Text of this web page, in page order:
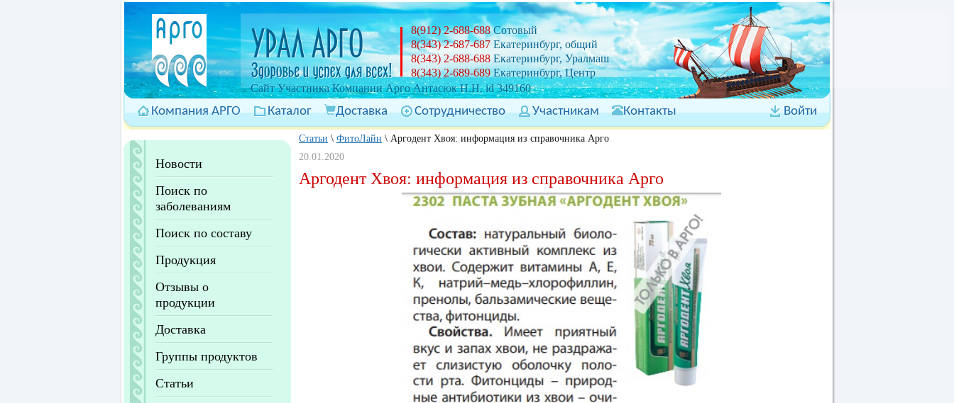
Cайт Участника Компании Арго Антасюк Н.Н. id 349160
8(912) 2-688-688Сотовый
8(343) 2-687-687 Екатеринбург, общий
8(343) 2-688-688 Екатеринбург, Уралмаш
8(343) 2-689-689 Екатеринбург, Центр
Компания АРГО Каталог Доставка Сотрудничество Участникам Контакты Войти
Новости
Поиск по
заболеваниям
Поиск по составу
Продукция
Отзывы о
продукции
Доставка
Группы продуктов
Статьи
Статьи \ ФитоЛайн \ Аргодент Хвоя: информация из справочника Арго
20.01.2020
Аргодент Хвоя: информация из справочника Арго